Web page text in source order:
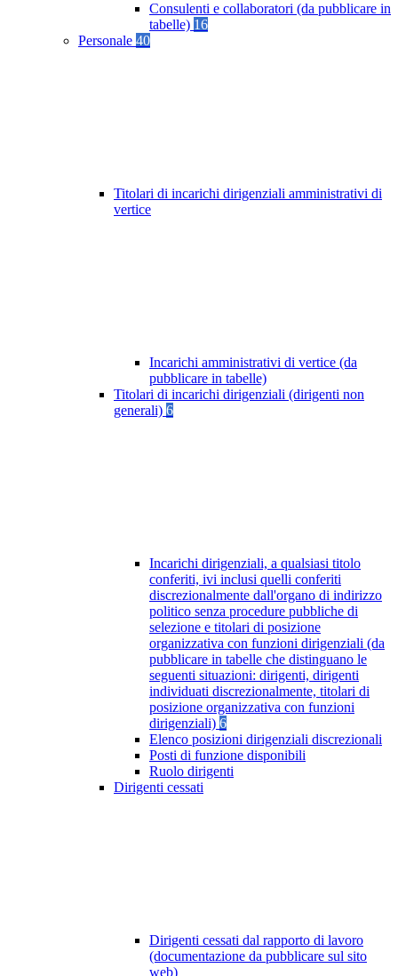
Consulenti e collaboratori (da pubblicare in
tabelle) 16
Personale 40
Titolari di incarichi dirigenziali amministrativi di
vertice
Incarichi amministrativi di vertice (da
pubblicare in tabelle)
Titolari di incarichi dirigenziali (dirigenti non
generali) 6
Incarichi dirigenziali, a qualsiasi titolo
conferiti, ivi inclusi quelli conferiti
discrezionalmente dall'organo di indirizzo
politico senza procedure pubbliche di
selezione e titolari di posizione
organizzativa con funzioni dirigenziali (da
pubblicare in tabelle che distinguano le
seguenti situazioni: dirigenti, dirigenti
individuati discrezionalmente, titolari di
posizione organizzativa con funzioni
dirigenziali) 6
Elenco posizioni dirigenziali discrezionali
Posti di funzione disponibili
Ruolo dirigenti
Dirigenti cessati
Dirigenti cessati dal rapporto di lavoro
(documentazione da pubblicare sul sito
web)